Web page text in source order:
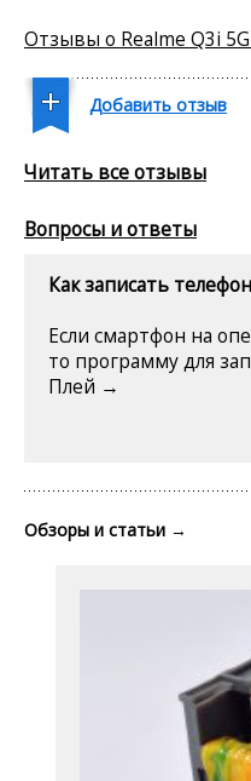
Отзывы о Realme Q3i
Добавить отзыв
Читать все отзывы
Вопросы и ответы
Как записать
Если смартфон на
то программу для
Плей →
Обзоры и статьи →